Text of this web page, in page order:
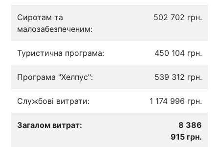
Сиротам та
малозабезпеченим:
502 702 грн.
Туристична програма: 450 104 грн.
Програма "Хелпус": 539 312 грн.
Службові витрати: 1 174 996 грн.
Загалом витрат:
8 386
915 грн.